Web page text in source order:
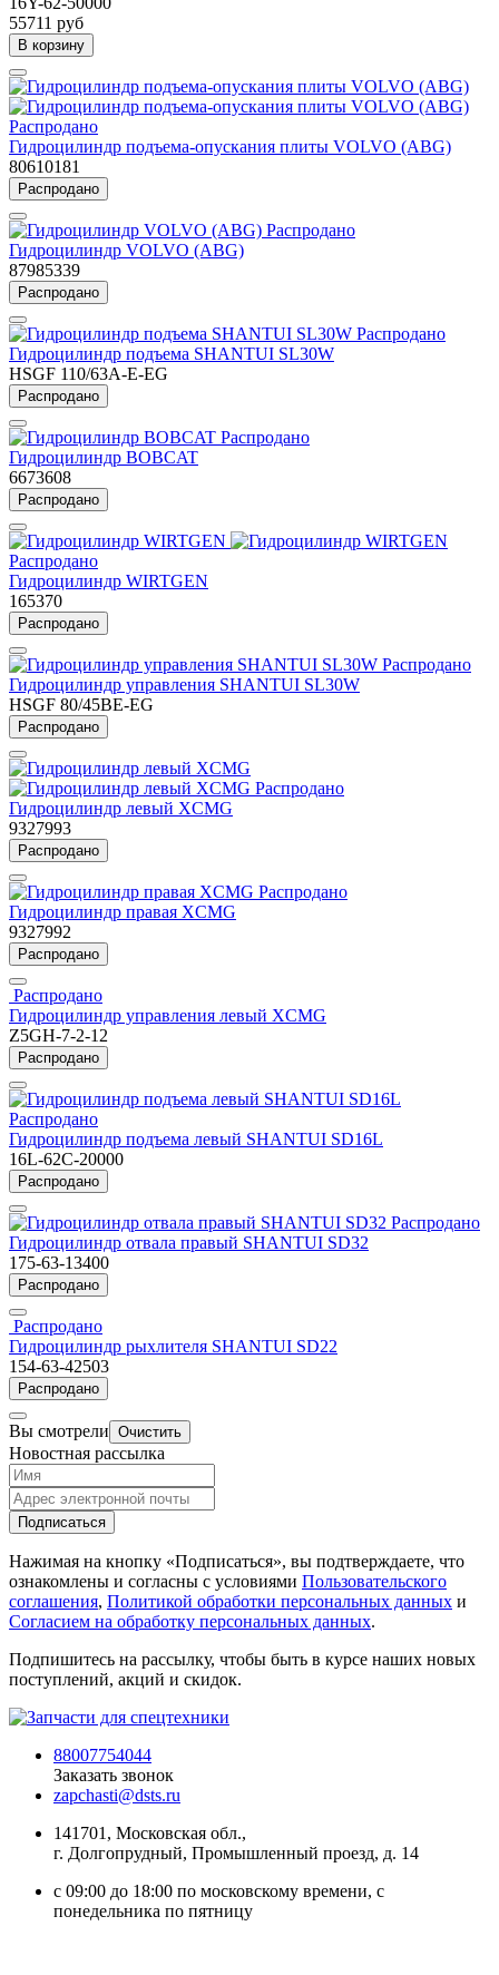
55711 руб
В корзину
Распродано
Гидроцилиндр подъема-опускания плиты VOLVO (ABG)
80610181
Распродано
Распродано
Гидроцилиндр VOLVO (ABG)
87985339
Распродано
Распродано
Гидроцилиндр подъема SHANTUI SL30W
HSGF 110/63A-E-EG
Распродано
Распродано
Гидроцилиндр BOBCAT
6673608
Распродано
Распродано
Гидроцилиндр WIRTGEN
165370
Распродано
Распродано
Гидроцилиндр управления SHANTUI SL30W
HSGF 80/45BE-EG
Распродано
Распродано
Гидроцилиндр левый XCMG
9327993
Распродано
Распродано
Гидроцилиндр правая XCMG
9327992
Распродано
Распродано
Гидроцилиндр управления левый XCMG
Z5GH-7-2-12
Распродано
Распродано
Гидроцилиндр подъема левый SHANTUI SD16L
16L-62C-20000
Распродано
Распродано
Гидроцилиндр отвала правый SHANTUI SD32
175-63-13400
Распродано
Распродано
Гидроцилиндр рыхлителя SHANTUI SD22
154-63-42503
Распродано
Вы смотрели Очистить
Новостная рассылка
Подписаться
Нажимая на кнопку «Подписаться», вы подтверждаете, что
ознакомлены и согласны с условиями Пользовательского
соглашения, Политикой обработки персональных данных и
Согласием на обработку персональных данных.
Подпишитесь на рассылку, чтобы быть в курсе наших новых
поступлений, акций и скидок.
88007754044
Заказать звонок
zapchasti@dsts.ru
141701, Московская обл.,
г. Долгопрудный, Промышленный проезд, д. 14
с 09:00 до 18:00 по московскому времени, с
понедельника по пятницу